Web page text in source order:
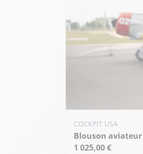
S - 48 M - 50 L
COCKPIT USA
Blouson
1 025,00 €